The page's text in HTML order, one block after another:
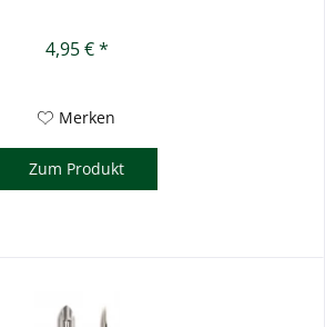
4,95 € *
Merken
Zum Produkt